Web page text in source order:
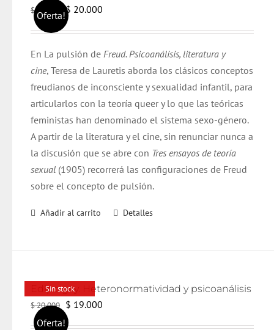
Oferta!
$21.000
El
precio
era:
$ 21.000.
$ 20.000
es:
$ 20.000.
En La pulsión de Freud. Psicoanálisis, literatura y
cine, Teresa de Lauretis aborda los clásicos conceptos
freudianos de inconsciente y sexualidad infantil, para
articularlos con la teoría queer y lo que las teóricas
feministas han denominado el sistema sexo-género.
A partir de la literatura y el cine, sin renunciar nunca a
la discusión que se abre con Tres ensayos de teoría
sexual (1905) recorrerá las configuraciones de Freud
sobre el concepto de pulsión.
Añadir al carrito Detalles
Sin stock
Oferta!
Edipo gay. Heteronormatividad y psicoanálisis
$20.000 El
precio
$ 19.000